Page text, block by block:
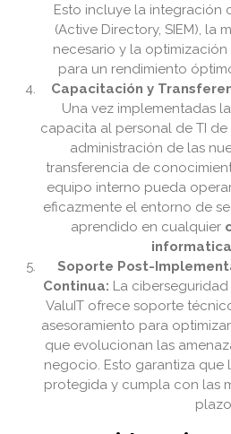
Esto incluye la integración
(Active Directory, SIEM), la
necesario y la
para un rendimiento
Capacitación y
Una vez implementadas
capacita al personal de TI
administración de las
transferencia de
equipo interno pueda
eficazmente el entorno de
aprendido en cualquier
Soporte Post-
Continua: La
ValuIT ofrece soporte
asesoramiento para
que evolucionan las
negocio. Esto garantiza que
protegida y cumpla con las